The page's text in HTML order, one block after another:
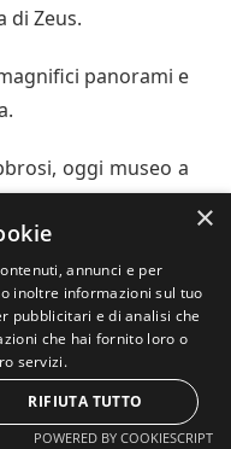
di Zeus.
panorami e
oggi museo a
Knossos,
siti
guidata
×
annunci e per
inoltre informazioni sul tuo
pubblicitari e di analisi che
che hai fornito loro o
servizi.
RIFIUTA TUTTO
POWERED BY COOKIESCRIPT